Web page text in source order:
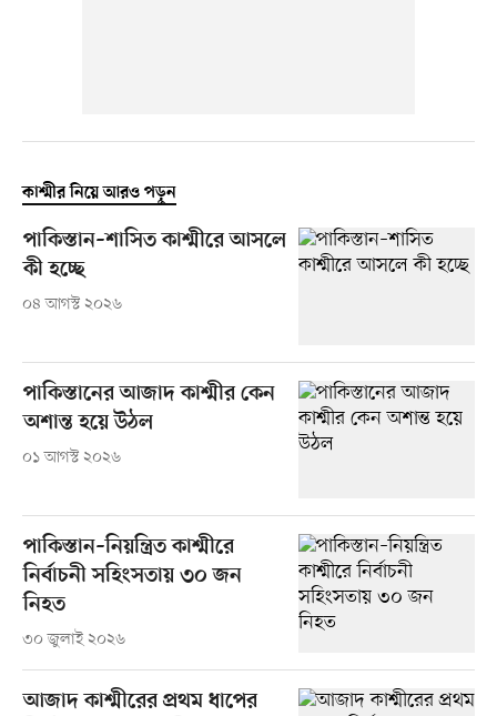
কাশ্মীর নিয়ে আরও পড়ুন
পাকিস্তান–শাসিত কাশ্মীরে আসলে
কী হচ্ছে
০৪ আগস্ট ২০২৬
পাকিস্তানের আজাদ কাশ্মীর কেন
অশান্ত হয়ে উঠল
০১ আগস্ট ২০২৬
পাকিস্তান–নিয়ন্ত্রিত কাশ্মীরে
নির্বাচনী সহিংসতায় ৩০ জন
নিহত
৩০ জুলাই ২০২৬
আজাদ কাশ্মীরের প্রথম ধাপের